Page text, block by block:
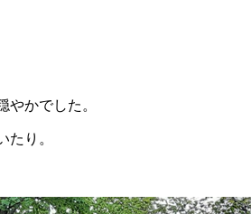
やかでした。
たり。